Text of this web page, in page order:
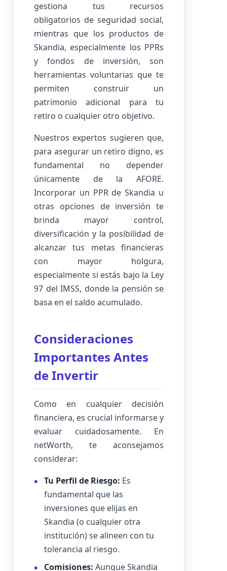
gestiona tus recursos
obligatorios de seguridad social,
mientras que los productos de
Skandia, especialmente los PPRs
y fondos de inversión, son
herramientas voluntarias que te
permiten construir un
patrimonio adicional para tu
retiro o cualquier otro objetivo.
Nuestros expertos sugieren que,
para asegurar un retiro digno, es
fundamental no depender
únicamente de la AFORE.
Incorporar un PPR de Skandia u
otras opciones de inversión te
brinda mayor control,
diversificación y la posibilidad de
alcanzar tus metas financieras
con mayor holgura,
especialmente si estás bajo la Ley
97 del IMSS, donde la pensión se
basa en el saldo acumulado.
Consideraciones
Importantes Antes
de Invertir
Como en cualquier decisión
financiera, es crucial informarse y
evaluar cuidadosamente. En
netWorth, te aconsejamos
considerar:
Tu Perfil de Riesgo: Es
fundamental que las
inversiones que elijas en
Skandia (o cualquier otra
institución) se alineen con tu
tolerancia al riesgo.
Comisiones: Aunque Skandia